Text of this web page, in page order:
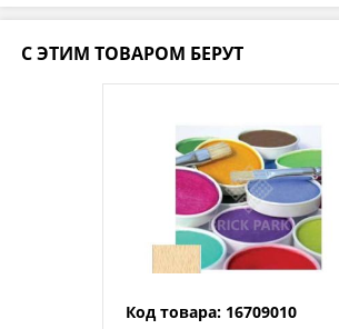
С ЭТИМ ТОВАРОМ БЕРУТ
Код товара: 16709010